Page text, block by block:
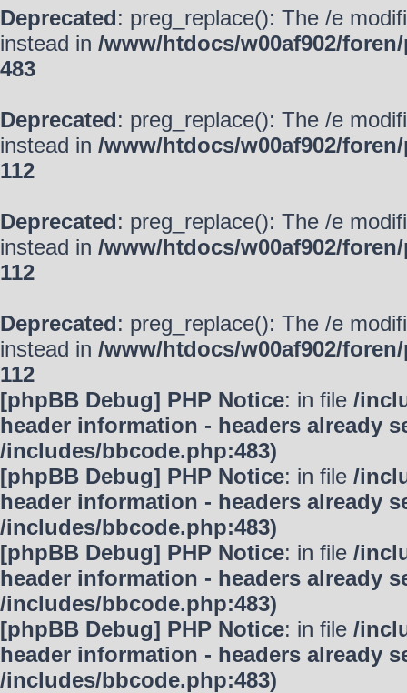
Deprecated: preg_replace(): The /e
instead in /www/htdocs/w00af902/
483
Deprecated: preg_replace(): The /e
instead in /www/htdocs/w00af902/
112
Deprecated: preg_replace(): The /e
instead in /www/htdocs/w00af902/
112
Deprecated: preg_replace(): The /e
instead in /www/htdocs/w00af902/
112
[phpBB Debug] PHP Notice: in file /
header information - headers already
/includes/bbcode.php:483)
[phpBB Debug] PHP Notice: in file /
header information - headers already
/includes/bbcode.php:483)
[phpBB Debug] PHP Notice: in file /
header information - headers already
/includes/bbcode.php:483)
[phpBB Debug] PHP Notice: in file /
header information - headers already
/includes/bbcode.php:483)